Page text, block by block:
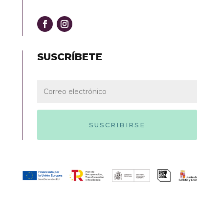
SUSCRÍBETE
SUSCRIBIRSE